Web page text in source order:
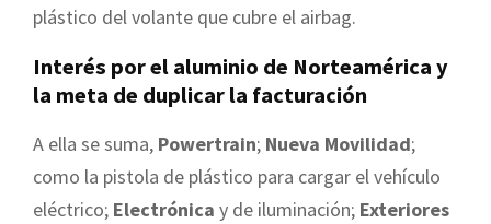
plástico del volante que cubre el airbag.
Interés por el aluminio de Norteamérica y
la meta de duplicar la facturación
A ella se suma, Powertrain; Nueva Movilidad;
como la pistola de plástico para cargar el vehículo
eléctrico; Electrónica y de iluminación; Exteriores